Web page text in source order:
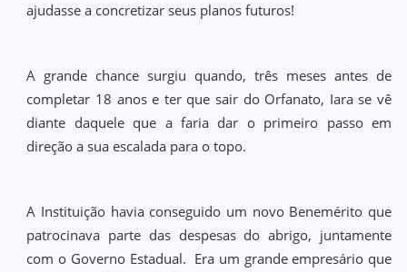
ajudasse a concretizar seus planos futuros!
A grande chance surgiu quando, três meses antes de
completar 18 anos e ter que sair do Orfanato, Iara se vê
diante daquele que a faria dar o primeiro passo em
direção a sua escalada para o topo.
A Instituição havia conseguido um novo Benemérito que
patrocinava parte das despesas do abrigo, juntamente
com o Governo Estadual. Era um grande empresário que